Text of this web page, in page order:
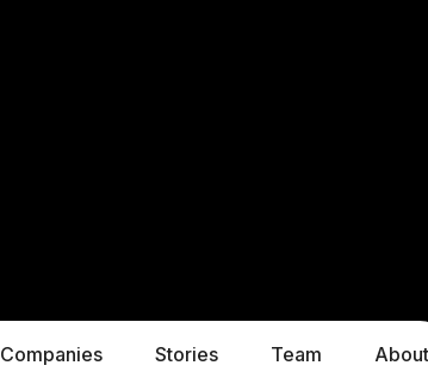
Companies Stories Team About